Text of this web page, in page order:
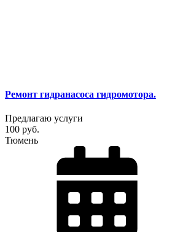
Ремонт гидранасоса гидромотора.
Предлагаю услуги
100 руб.
Тюмень